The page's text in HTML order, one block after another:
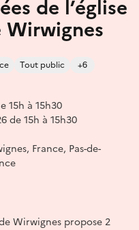
de l’église
Tout public +6
15h à 15h30
de 15h à 15h30
France, Pas-de-
Wirwignes propose 2